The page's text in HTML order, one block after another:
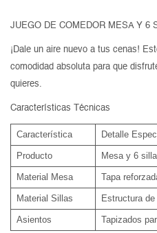
JUEGO DE COMEDOR MESA Y 6
¡Dale un aire nuevo a tus cenas!
comodidad absoluta para que
quieres.
Características Técnicas
Característica Detalle
Producto Mesa y 6
Material Mesa Tapa
Material Sillas Estructura
Asientos Tapizados